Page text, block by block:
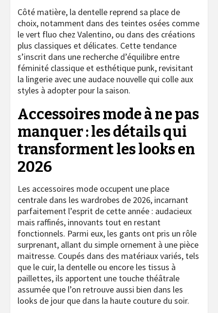
Côté matière, la dentelle reprend sa place de
choix, notamment dans des teintes osées comme
le vert fluo chez Valentino, ou dans des créations
plus classiques et délicates. Cette tendance
s’inscrit dans une recherche d’équilibre entre
féminité classique et esthétique punk, revisitant
la lingerie avec une audace nouvelle qui colle aux
styles à adopter pour la saison.
Accessoires mode à ne pas
manquer : les détails qui
transforment les looks en
2026
Les accessoires mode occupent une place
centrale dans les wardrobes de 2026, incarnant
parfaitement l’esprit de cette année : audacieux
mais raffinés, innovants tout en restant
fonctionnels. Parmi eux, les gants ont pris un rôle
surprenant, allant du simple ornement à une pièce
maitresse. Coupés dans des matériaux variés, tels
que le cuir, la dentelle ou encore les tissus à
paillettes, ils apportent une touche théâtrale
assumée que l’on retrouve aussi bien dans les
looks de jour que dans la haute couture du soir.